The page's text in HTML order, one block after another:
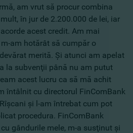
am vrut să procur combina
în jur de 2.200.000 de lei, iar
acest credit. Am mai
am hotărât să cumpăr o
merită. Şi atunci am apelat
la subvenţii până nu am putut
acest lucru ca să mă achit
întâlnit cu directorul FinComBank
şi l-am întrebat cum pot
procedura. FinComBank
gândurile mele, m-a susţinut şi